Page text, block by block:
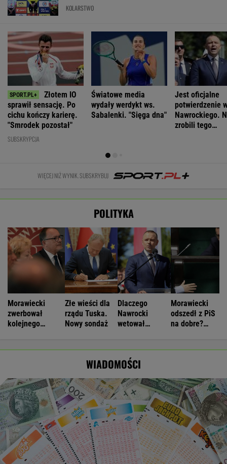
KOLARSTWO
Złotem IO
sprawił sensację. Po
cichu kończy karierę.
"Smrodek pozostał"
SUBSKRYPCJA
Światowe media
wydały werdykt ws.
Sabalenki. "Sięga dna"
Jest oficjalne
potwierdzenie
Nawrockiego.
zrobili tego
WIĘCEJ NIŻ WYNIK. SUBSKRYBUJ
POLITYKA
Morawiecki
zwerbował
kolejnego
Złe wieści dla
rządu Tuska.
Nowy sondaż
Dlaczego
Nawrocki
wetował
Morawiecki
odszedł z PiS
na dobre?
WIADOMOŚCI